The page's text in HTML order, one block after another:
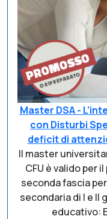
Master DSA -
con Disturbi
deficit di
Il master
CFU è valido per
seconda fascia
secondaria di I e II
educativo: